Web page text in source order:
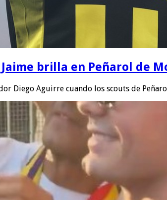
brilla en Peñarol de
Diego Aguirre cuando los scouts de